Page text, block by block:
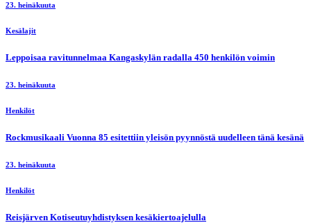
23. heinäkuuta
Kesälajit
Leppoisaa ravitunnelmaa Kangaskylän radalla 450 henkilön voimin
23. heinäkuuta
Henkilöt
Rockmusikaali Vuonna 85 esitettiin yleisön pyynnöstä uudelleen tänä kesänä
23. heinäkuuta
Henkilöt
Reisjärven Kotiseutuyhdistyksen kesäkiertoajelulla